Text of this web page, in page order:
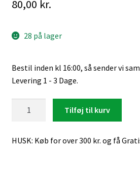
80,00 kr.
28 på lager
Bestil inden kl 16:00, så sender vi
Levering 1 - 3 Dage.
Max,
Tilføj til kurv
HUSK: Køb for over 300 kr. og få